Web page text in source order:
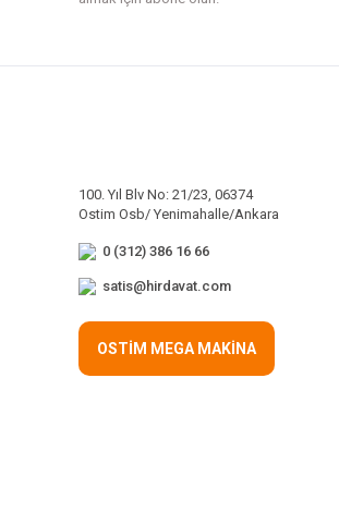
100. Yıl Blv No: 21/23, 06374
Ostim Osb/ Yenimahalle/Ankara
0 (312) 386 16 66
satis@hirdavat.com
OSTİM MEGA MAKİNA